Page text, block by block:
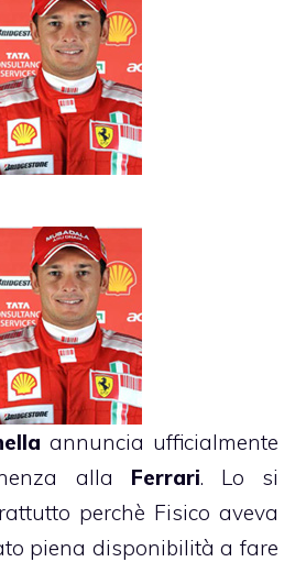
annuncia ufficialmente
alla Ferrari. Lo si
perchè Fisico aveva
piena disponibilità a fare